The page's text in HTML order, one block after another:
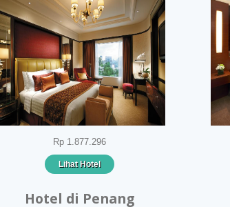
Rp 1.877.296
Lihat Hotel
Hotel di Penang